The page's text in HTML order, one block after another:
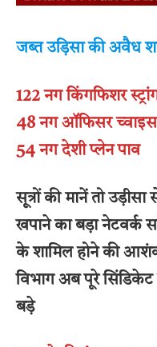
जब्त उड़िसा की अवैध
122 नग किंगफिशर
48 नग ऑफिसर च्वाइस
54 नग देशी प्लेन पाव
सूत्रों की मानें तो
खपाने का बड़ा नेटवर्क
के शामिल होने की
विभाग अब पूरे
बड़े